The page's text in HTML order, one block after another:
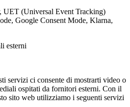
UET (Universal Event Tracking)
Google Consent Mode, Klarna,
esterni
servizi ci consente di mostrarti video o
ospitati da fornitori esterni. Con il
sito web utilizziamo i seguenti servizi